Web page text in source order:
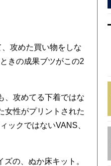
きの成果ブツがこの2
、攻めてる下着ではな
女性がプリントされた
ックではないVANS、
の、ぬか床キット。